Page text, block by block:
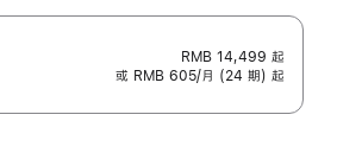
RMB 14,499 起
或 RMB 605/月 (24 期) 起